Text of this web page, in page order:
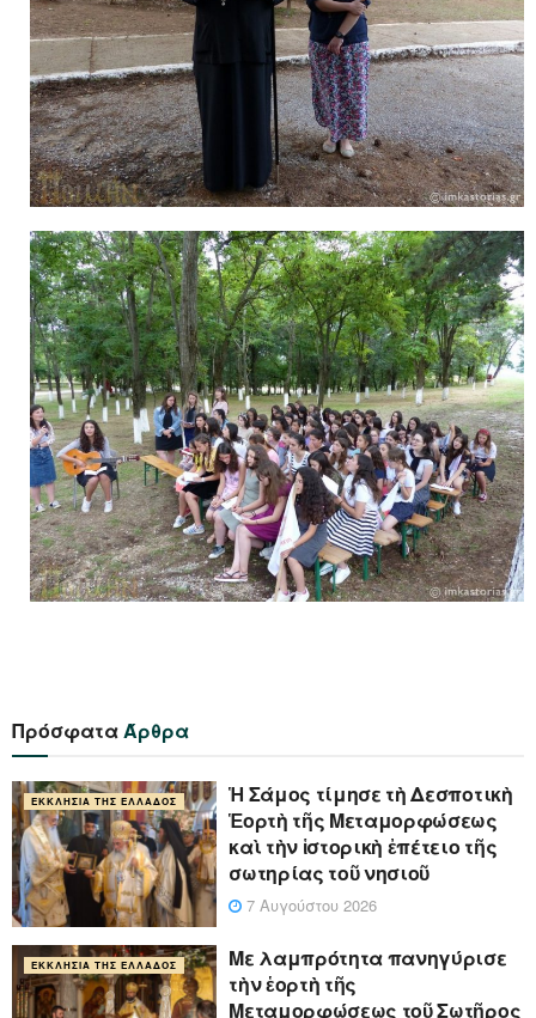
Πρόσφατα Άρθρα
ΕΚΚΛΗΣΊΑ ΤΗΣ ΕΛΛΆΔΟΣ
Ἡ Σάμος τίμησε τὴ Δεσποτικὴ
Ἑορτὴ τῆς Μεταμορφώσεως
καὶ τὴν ἱστορικὴ ἐπέτειο τῆς
σωτηρίας τοῦ νησιοῦ
7 Αυγούστου 2026
ΕΚΚΛΗΣΊΑ ΤΗΣ ΕΛΛΆΔΟΣ
Με λαμπρότητα πανηγύρισε
τὴν ἑορτὴ τῆς
Μεταμορφώσεως τοῦ Σωτῆρος